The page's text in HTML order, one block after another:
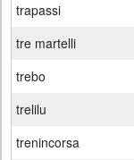
trapassi
tre martelli
trebo
trelilu
trenincorsa